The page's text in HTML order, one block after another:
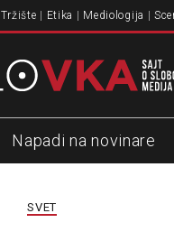
Tržište Etika Mediologija
Napadi na novinare
SVET